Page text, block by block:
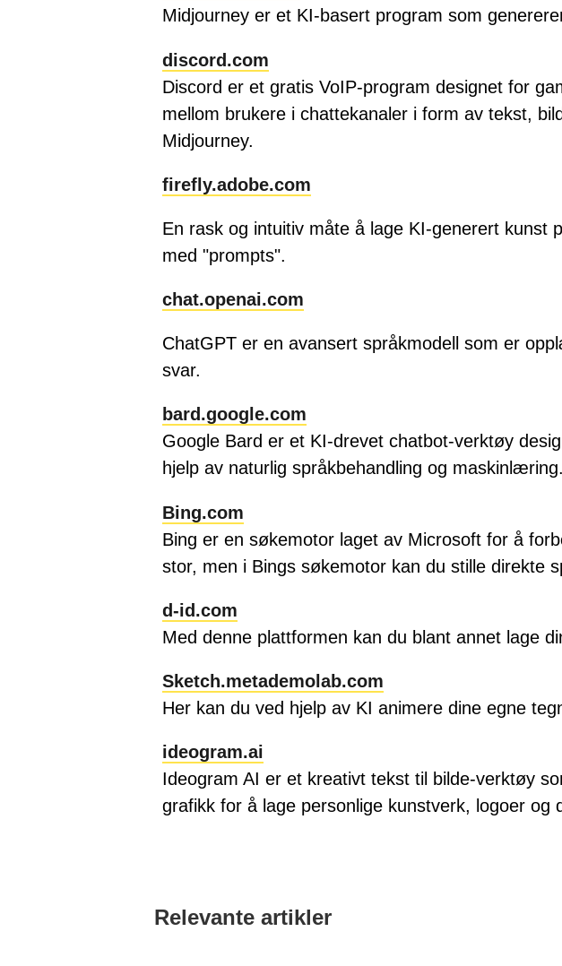
Midjourney er et KI-basert program som
discord.com
Discord er et gratis VoIP-program designet for
mellom brukere i chattekanaler i form av tekst,
Midjourney.
firefly.adobe.com
En rask og intuitiv måte å lage KI-generert kunst
med "prompts".
chat.openai.com
ChatGPT er en avansert språkmodell som er
svar.
bard.google.com
Google Bard er et KI-drevet chatbot-verktøy
hjelp av naturlig språkbehandling og maskinlæring.
Bing.com
Bing er en søkemotor laget av Microsoft for å
stor, men i Bings søkemotor kan du stille direkte
d-id.com
Med denne plattformen kan du blant annet lage
Sketch.metademolab.com
Her kan du ved hjelp av KI animere dine egne
ideogram.ai
Ideogram AI er et kreativt tekst til bilde-verktøy
grafikk for å lage personlige kunstverk, logoer og
Relevante artikler